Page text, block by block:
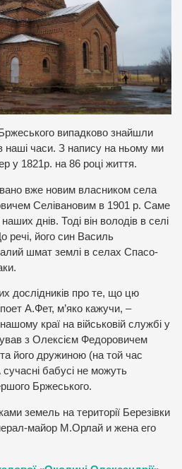
випадково знайшли
наші часи. З напису на ньому ми
у 1821р. на 86 році життя.
вже новим власником села
Селівановим в 1901 р. Саме
днів. Тоді він володів в селі
речі, його син Василь
шмат землі в селах Спасо-
дослідників про те, що цю
А.Фет, м’яко кажучи, –
краї на військовій службі у
з Олексієм Федоровичем
його дружиною (на той час
бабусі не можуть
Бржеського.
земель на території Березівки
майор М.Орлай и жена его